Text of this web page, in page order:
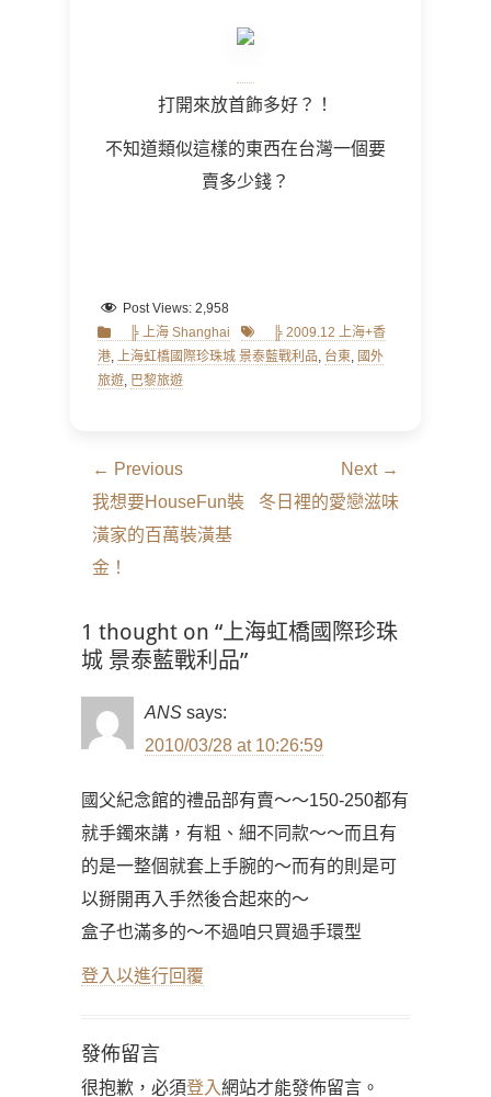
打開來放首飾多好？！
不知道類似這樣的東西在台灣一個要
賣多少錢？
Post Views: 2,958
Categories
╠ 上海 Shanghai Tags ╠ 2009.12 上海+香
港, 上海虹橋國際珍珠城 景泰藍戰利品, 台東, 國外
旅遊, 巴黎旅遊
文
章
導
覽
← Previous
Previous
post:
我想要HouseFun裝
潢家的百萬裝潢基
金！
Next →
Next
冬日裡的愛戀滋味
1 thought on “上海虹橋國際珍珠
城 景泰藍戰利品”
ANS says:
2010/03/28 at 10:26:59
國父紀念館的禮品部有賣～～150-250都有
就手鐲來講，有粗、細不同款～～而且有
的是一整個就套上手腕的～而有的則是可
以掰開再入手然後合起來的～
盒子也滿多的～不過咱只買過手環型
登入以進行回覆
發佈留言
很抱歉，必須登入網站才能發佈留言。